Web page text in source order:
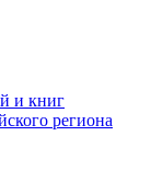
и книг
региона